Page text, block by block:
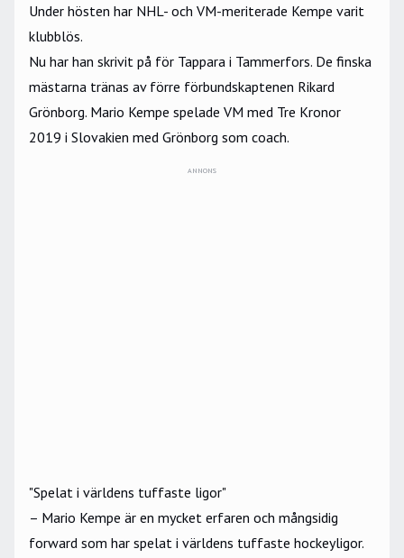
Under hösten har NHL- och VM-meriterade Kempe varit
klubblös.
Nu har han skrivit på för Tappara i Tammerfors. De finska
mästarna tränas av förre förbundskaptenen Rikard
Grönborg. Mario Kempe spelade VM med Tre Kronor
2019 i Slovakien med Grönborg som coach.
ANNONS
"Spelat i världens tuffaste ligor"
– Mario Kempe är en mycket erfaren och mångsidig
forward som har spelat i världens tuffaste hockeyligor.